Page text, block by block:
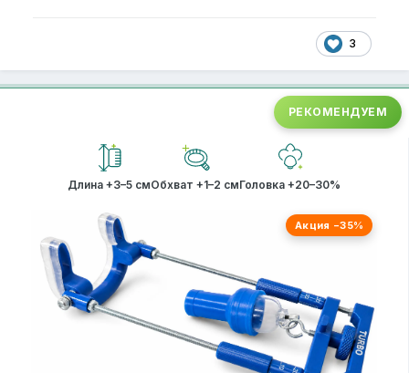
3
РЕКОМЕНДУЕМ
Длина +3–5 смОбхват +1–2 смГоловка +20–30%
Акция −35%